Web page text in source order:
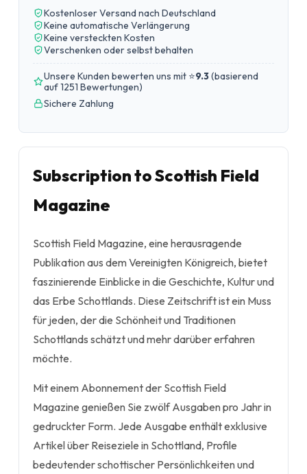
Kostenloser Versand nach Deutschland
Keine automatische Verlängerung
Keine versteckten Kosten
Verschenken oder selbst behalten
Unsere Kunden bewerten uns mit ⭐9.3(basierend
auf 1251 Bewertungen)
Sichere Zahlung
Subscription to Scottish Field
Magazine
Scottish Field Magazine, eine herausragende
Publikation aus dem Vereinigten Königreich, bietet
faszinierende Einblicke in die Geschichte, Kultur und
das Erbe Schottlands. Diese Zeitschrift ist ein Muss
für jeden, der die Schönheit und Traditionen
Schottlands schätzt und mehr darüber erfahren
möchte.
Mit einem Abonnement der Scottish Field
Magazine genießen Sie zwölf Ausgaben pro Jahr in
gedruckter Form. Jede Ausgabe enthält exklusive
Artikel über Reiseziele in Schottland, Profile
bedeutender schottischer Persönlichkeiten und